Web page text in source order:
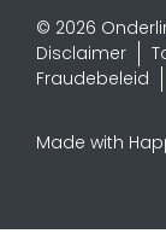
© 2026
Disclaimer
Fraudebeleid
Made with